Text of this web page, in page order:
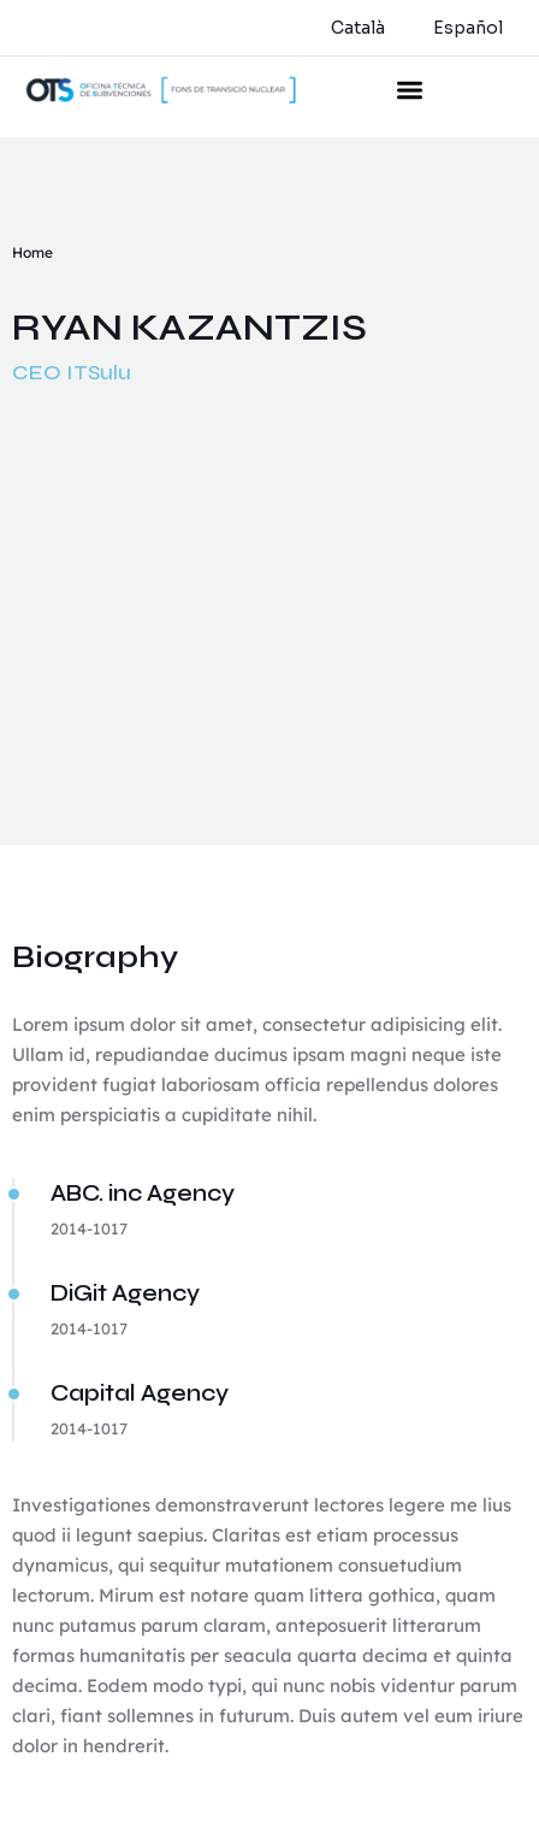
Català Español
Home
RYAN KAZANTZIS
CEO ITSulu
Biography
Lorem ipsum dolor sit amet, consectetur adipisicing elit.
Ullam id, repudiandae ducimus ipsam magni neque iste
provident fugiat laboriosam officia repellendus dolores
enim perspiciatis a cupiditate nihil.
ABC. inc Agency
2014-1017
DiGit Agency
2014-1017
Capital Agency
2014-1017
Investigationes demonstraverunt lectores legere me lius
quod ii legunt saepius. Claritas est etiam processus
dynamicus, qui sequitur mutationem consuetudium
lectorum. Mirum est notare quam littera gothica, quam
nunc putamus parum claram, anteposuerit litterarum
formas humanitatis per seacula quarta decima et quinta
decima. Eodem modo typi, qui nunc nobis videntur parum
clari, fiant sollemnes in futurum. Duis autem vel eum iriure
dolor in hendrerit.